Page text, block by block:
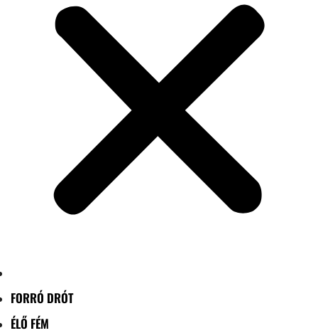
FORRÓ DRÓT
ÉLŐ FÉM